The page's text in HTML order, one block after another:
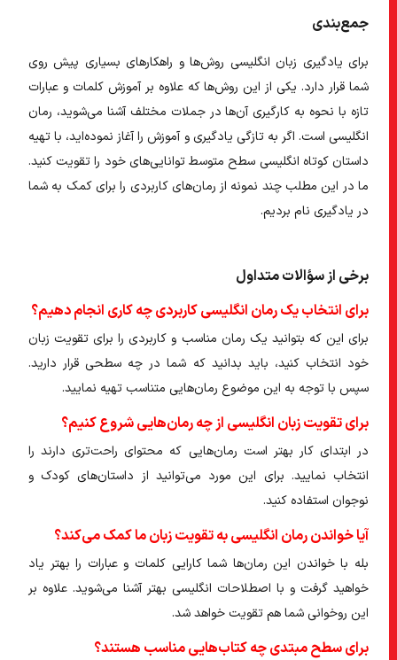
جمع‌بندی
برای یادگیری زبان انگلیسی روش‌ها و راهکار‌های بسیاری پیش روی
شما قرار دارد. یکی از این روش‌ها که علاوه بر آموزش کلمات و عبارات
تازه با نحوه به کارگیری آن‌ها در جملات مختلف آشنا می‌شوید،رمان
انگلیسیاست. اگر به تازگی یادگیری و آموزش را آغاز نموده‌اید، با تهیه
داستان کوتاه انگلیسی سطح متوسطتوانایی‌های خود را تقویت کنید.
ما در این مطلب چند نمونه از رمان‌های کاربردی را برای کمک به شما
در یادگیری نام بردیم.
برخی از سؤالات متداول
برای انتخاب یک رمان انگلیسی کاربردی چه کاری انجام دهیم؟
برای این که بتوانید یک رمان مناسب و کاربردی را برای تقویت زبان
خود انتخاب کنید، باید بدانید که شما در چه سطحی قرار دارید.
سپس با توجه به این موضوع رمان‌هایی متناسب تهیه نمایید.
برای تقویت زبان انگلیسی از چه رمان‌هایی شروع کنیم؟
در ابتدای کار بهتر است رمان‌هایی که محتوای راحت‌تری دارند را
انتخاب نمایید. برای این مورد می‌توانید از داستان‌های کودک و
نوجوان استفاده کنید.
آیا خواندن رمان انگلیسی به تقویت زبان ما کمک می‌کند؟
بله با خواندن این رمان‌ها شما کارایی کلمات و عبارات را بهتر یاد
خواهید گرفت و با اصطلاحات انگلیسی بهتر آشنا می‌شوید. علاوه بر
این روخوانی شما هم تقویت خواهد شد.
برای سطح مبتدی چه کتاب‌هایی مناسب هستند؟